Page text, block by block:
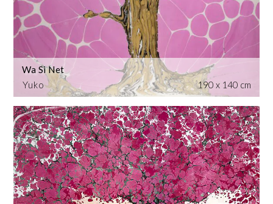
Yuko
Wa Si Net
190 x 140 cm